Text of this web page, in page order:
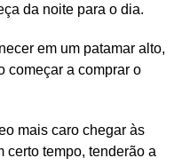
da noite para o dia.
em um patamar alto,
começar a comprar o
mais caro chegar às
certo tempo, tenderão a